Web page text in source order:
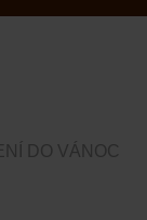
DO VÁNOC